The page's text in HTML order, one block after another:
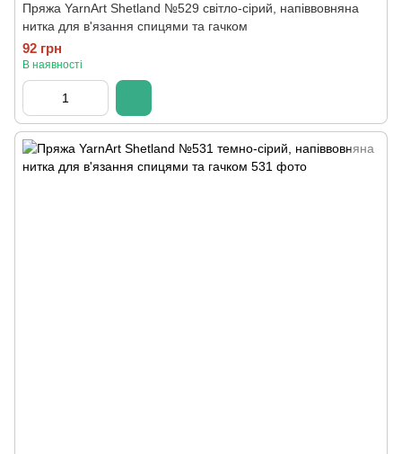
Пряжа YarnArt Shetland №529 світло-сірий, напіввовняна
нитка для в'язання спицями та гачком
92 грн
В наявності